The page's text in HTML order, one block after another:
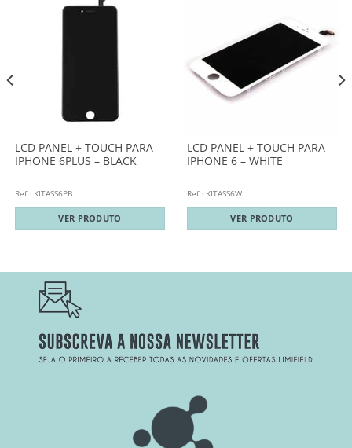
LCD PANEL + TOUCH PARA
IPHONE 6PLUS – BLACK
Ref.: KITASS6PB
VER PRODUTO
LCD PANEL + TOUCH PARA
IPHONE 6 – WHITE
Ref.: KITASS6W
VER PRODUTO